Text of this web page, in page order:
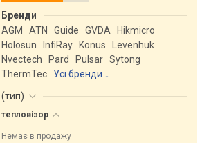
Бренди
AGM
ATN Guide GVDA
Hikmicro
Holosun
InfiRay Konus
Levenhuk
Nvectech
Pard Pulsar Sytong
ThermTec
Усі бренди
(тип)
тепловізор
Немає в продажу